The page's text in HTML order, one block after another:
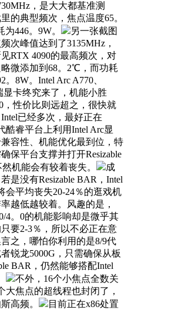
，是大大都基准测
的典型频次，焦点温度65。
446。9W。
另一张截图
次峰值达到了3135MHz，
RTX 4090的最高频次，对
微添加到68。2℃，而功耗
。8W。Intel Arc A770、
显卡终究来了，机能小胜
，性价比则远超之，很快就
已经多次，最好正在
酷睿平台上利用Intel Arc显
容性、机能优化最到位，特
保平台支撑并打开Resizable
机能会有较着丧失。
成
是没有Resizable BAR，Intel
会平均丧失20-24％的逛戏机
越低越较着。风趣的是，
4。0的机能影响却是微乎其
要2-3％，所以不必正在意
之，哪怕你利用的是8/9代
锐龙5000G，只需确保从板
BAR，仍然能够搭配Intel
不外，16个小焦点全数关
大焦点的超线程也封闭了，
高频。
目前正在x86处置